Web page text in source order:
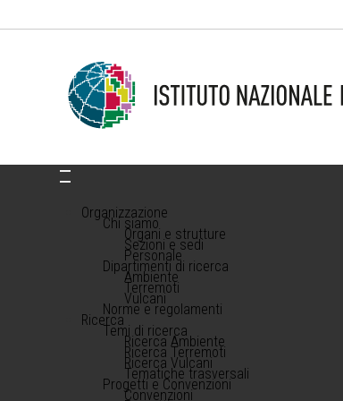
Organizzazione
Chi siamo
Organi e strutture
Sezioni e sedi
Personale
Dipartimenti di ricerca
Ambiente
Terremoti
Vulcani
Norme e regolamenti
Ricerca
Temi di ricerca
Ricerca Ambiente
Ricerca Terremoti
Ricerca Vulcani
Tematiche trasversali
Progetti e Convenzioni
Convenzioni